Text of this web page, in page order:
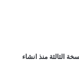
الثالثة منذ انشاء